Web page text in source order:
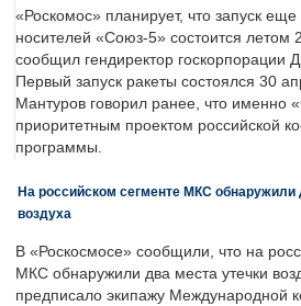
«Роскомос» планирует, что запуск еще
носителей «Союз-5» состоится летом
сообщил гендиректор госкорпорации
Первый запуск ракеты состоялся 30
Мантуров говорил ранее, что именно
приоритетным проектом российской
программы.
На российском сегменте МКС обнаружили
воздуха
В «Роскосмосе» сообщили, что на
МКС обнаружили два места утечки
предписало экипажу Международной